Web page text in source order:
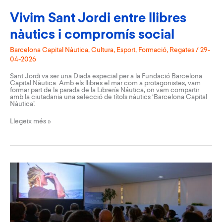
Vivim Sant Jordi entre llibres
nàutics i compromís social
Barcelona Capital Nàutica, Cultura, Esport, Formació, Regates / 29-
04-2026
Sant Jordi va ser una Diada especial per a la Fundació Barcelona
Capital Nàutica. Amb els llibres el mar com a protagonistes, vam
formar part de la parada de la Librería Náutica, on vam compartir
amb la ciutadania una selecció de títols nàutics ‘Barcelona Capital
Nàutica’.
Vivim
entre
nàutics
compromís
social
Llegeix més »